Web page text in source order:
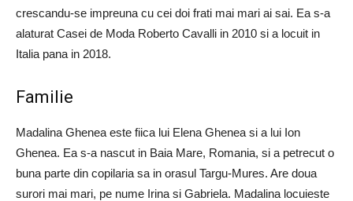
crescandu-se impreuna cu cei doi frati mai mari ai sai. Ea s-a
alaturat Casei de Moda Roberto Cavalli in 2010 si a locuit in
Italia pana in 2018.
Familie
Madalina Ghenea este fiica lui Elena Ghenea si a lui Ion
Ghenea. Ea s-a nascut in Baia Mare, Romania, si a petrecut o
buna parte din copilaria sa in orasul Targu-Mures. Are doua
surori mai mari, pe nume Irina si Gabriela. Madalina locuieste